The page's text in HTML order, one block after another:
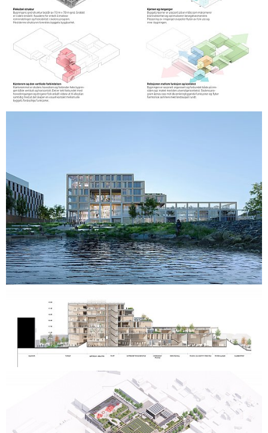
koppla av och till och med ta ett dopp i havet och använda
bastu. Parken inkluderar även naturliga lösningar för
hantering av regnvatten och tidvatten.
Målet är att bli en energiplusbyggnad, certifierad enligt
BREEAM NOR-standarden "Very Good," som genererar
energi genom solceller på taket och fasaden och använder